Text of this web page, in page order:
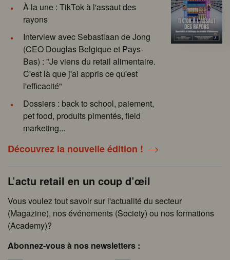
À la une : TikTok à l'assaut des
rayons
Interview avec Sebastiaan de Jong
(CEO Douglas Belgique et Pays-
Bas) : "Je viens du retail alimentaire.
C'est là que j'ai appris ce qu'est
l'efficacité"
Dossiers : back to school, paiement,
pet food, produits pimentés, field
marketing...
Découvrez la nouvelle édition !
L’actu retail en un coup d’œil
Vous voulez tout savoir sur l'actualité du secteur
(Magazine), nos événements (Society) ou nos formations
(Academy)?
Abonnez-vous à nos newsletters :